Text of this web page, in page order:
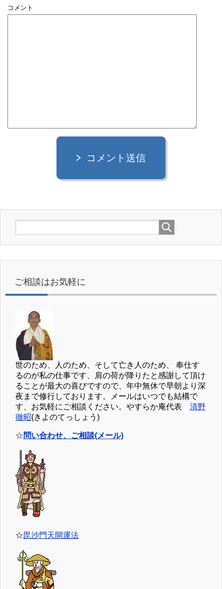
コメント
コメント送信
ご相談はお気軽に
世のため、人のため、そして亡き人のため、 奉仕す
るのが私の仕事です、肩の荷が降りたと感謝して頂け
ることが最大の喜びですので、年中無休で早朝より深
夜まで修行しております。メールはいつでも結構で
す、お気軽にご相談ください。やすらか庵代表 清野
徹昭(きよのてっしょう)
☆問い合わせ、ご相談(メール)
☆毘沙門天開運法